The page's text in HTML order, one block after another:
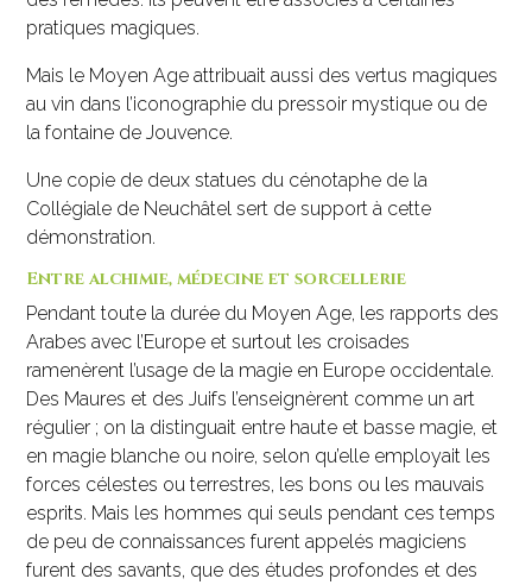
pratiques magiques.
Mais le Moyen Age attribuait aussi des vertus magiques
au vin dans l’iconographie du pressoir mystique ou de
la fontaine de Jouvence.
Une copie de deux statues du cénotaphe de la
Collégiale de Neuchâtel sert de support à cette
démonstration.
Entre alchimie, médecine et sorcellerie
Pendant toute la durée du Moyen Age, les rapports des
Arabes avec l’Europe et surtout les croisades
ramenèrent l’usage de la magie en Europe occidentale.
Des Maures et des Juifs l’enseignèrent comme un art
régulier ; on la distinguait entre haute et basse magie, et
en magie blanche ou noire, selon qu’elle employait les
forces célestes ou terrestres, les bons ou les mauvais
esprits. Mais les hommes qui seuls pendant ces temps
de peu de connaissances furent appelés magiciens
furent des savants, que des études profondes et des